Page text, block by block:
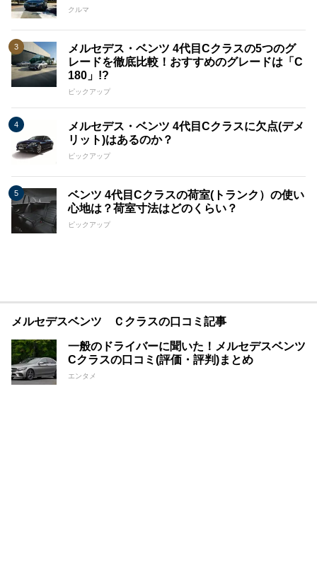
クルマ
メルセデス・ベンツ 4代目Cクラスの5つのグ
レードを徹底比較！おすすめのグレードは「C
180」!?
ピックアップ
メルセデス・ベンツ 4代目Cクラスに欠点(デメ
リット)はあるのか？
ピックアップ
ベンツ 4代目Cクラスの荷室(トランク）の使い
心地は？荷室寸法はどのくらい？
ピックアップ
メルセデスベンツ Ｃクラスの口コミ記事
一般のドライバーに聞いた！メルセデスベンツ
Cクラスの口コミ(評価・評判)まとめ
エンタメ